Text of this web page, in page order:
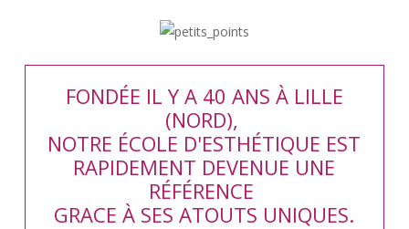
FONDÉE IL Y A 40 ANS À LILLE
(NORD),
NOTRE ÉCOLE D'ESTHÉTIQUE EST
RAPIDEMENT DEVENUE UNE
RÉFÉRENCE
GRACE À SES ATOUTS UNIQUES.